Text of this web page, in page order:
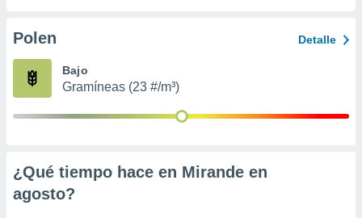
e
mediante
de
Polen Detalle
Bajo
Gramíneas (23 #/m³)
¿Qué tiempo hace en Mirande en
agosto?